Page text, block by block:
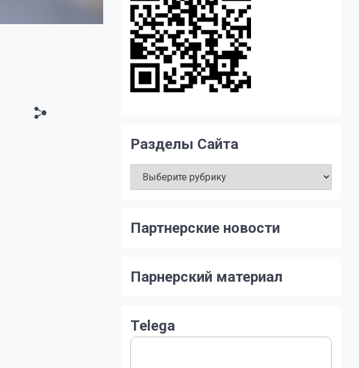
Разделы Сайта
Сайта
Партнерские новости
Парнерский материал
Telega